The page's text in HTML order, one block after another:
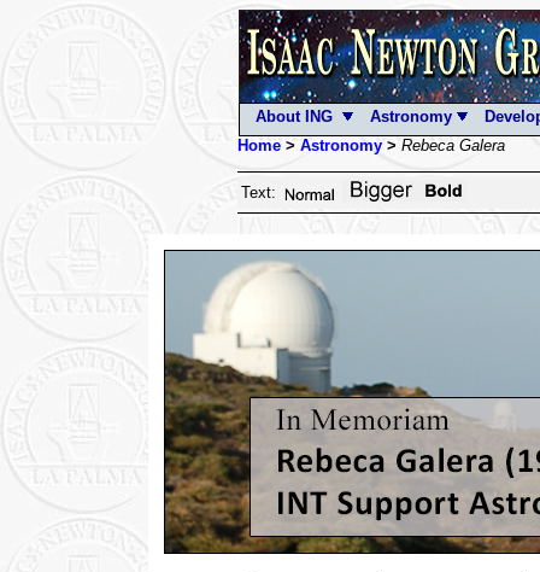
About ING Astronomy
Home> Astronomy> Rebeca Galera
Text: